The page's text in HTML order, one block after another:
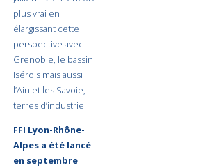
plus vrai en
élargissant cette
perspective avec
Grenoble, le bassin
Isérois mais aussi
l’Ain et les Savoie,
terres d’industrie.
FFI Lyon-Rhône-
Alpes a été lancé
en septembre